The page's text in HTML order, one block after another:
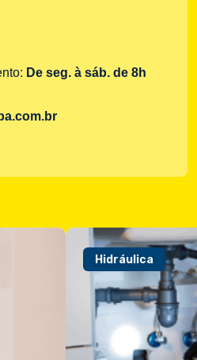
De seg. à sáb. de 8h
Hidráulica